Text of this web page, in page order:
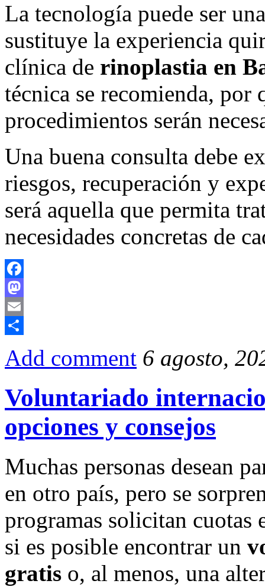
La tecnología puede ser
sustituye la experiencia
clínica de rinoplastia en
técnica se recomienda, por
procedimientos serán
Una buena consulta debe
riesgos, recuperación y
será aquella que permita
necesidades concretas de
Facebook
Mastodon
Email
Add comment 6 agosto,
Voluntariado
opciones y consejos
Muchas personas desean
en otro país, pero se
programas solicitan cuotas
si es posible encontrar un
gratis o, al menos, una